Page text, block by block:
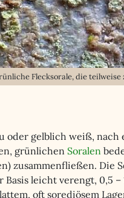
Flecksorale, die
gelblich weiß, nach
grünlichen Soralen
zusammenfließen. Die
leicht verengt, 0,5
oft sorediösem